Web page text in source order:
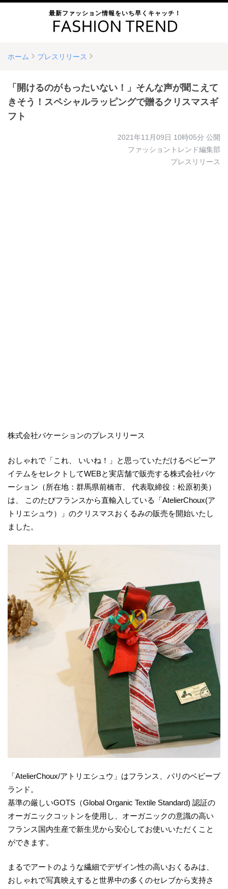
最新ファッション情報をいち早くキャッチ！
ホーム プレスリリース
「開けるのがもったいない！」そんな声が聞こえて
きそう！スペシャルラッピングで贈るクリスマスギ
フト
2021年11月09日 10時05分 公開
ファッショントレンド編集部
プレスリリース
株式会社バケーションのプレスリリース
おしゃれで「これ、 いいね！」と思っていただけるベビーア
イテムをセレクトしてWEBと実店舗で販売する株式会社バケ
ーション（所在地：群馬県前橋市、 代表取締役：松原初美）
は、 このたびフランスから直輸入している「AtelierChoux(ア
トリエシュウ）」のクリスマスおくるみの販売を開始いたし
ました。
「AtelierChoux/アトリエシュウ」はフランス、パリのベビーブ
ランド。
基準の厳しいGOTS（Global Organic Textile Standard) 認証の
オーガニックコットンを使用し、オーガニックの意識の高い
フランス国内生産で新生児から安心してお使いいただくこと
ができます。
まるでアートのような繊細でデザイン性の高いおくるみは、
おしゃれで写真映えすると世界中の多くのセレブから支持さ